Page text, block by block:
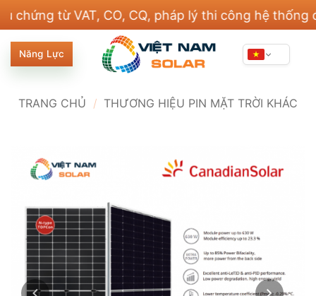
nội
dung
từ VAT, CO, CQ, pháp lý thi công hệ thống điện
Năng Lực
TRANG CHỦ / THƯƠNG HIỆU PIN MẶT TRỜI KHÁC